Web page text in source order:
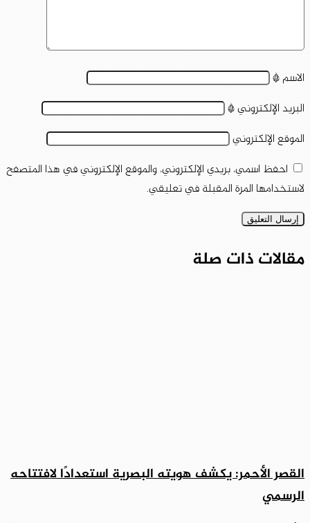
الاسم*
البريد الإلكتروني*
الموقع الإلكتروني
احفظ اسمي، بريدي الإلكتروني، والموقع الإلكتروني في هذا المتصفح
لاستخدامها المرة المقبلة في تعليقي.
مقالات ذات صلة
القصر الأحمر: يكشف هويته البصرية استعدادًا لافتتاحه
الرسمي